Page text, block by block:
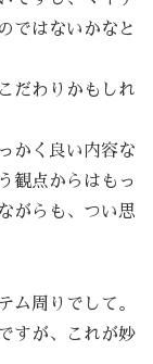
ではないかなと
だわりかもしれ
かく良い内容な
観点からはもっ
がらも、つい思
ム周りでして。
すが、これが妙